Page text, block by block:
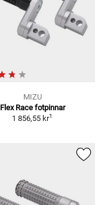
MIZU
Flex Race fotpinnar
1 856,55 kr1